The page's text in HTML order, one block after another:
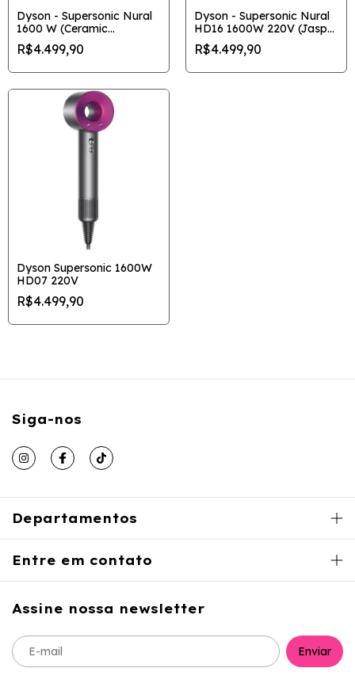
Dyson - Supersonic Nural
1600 W (Ceramic
Pink/Rose Gold)
R$4.499,90
Dyson - Supersonic Nural
HD16 1600W 220V (Jasper
Plum)
R$4.499,90
Dyson Supersonic 1600W
HD07 220V
R$4.499,90
Siga-nos
Departamentos
Entre em contato
Assine nossa newsletter